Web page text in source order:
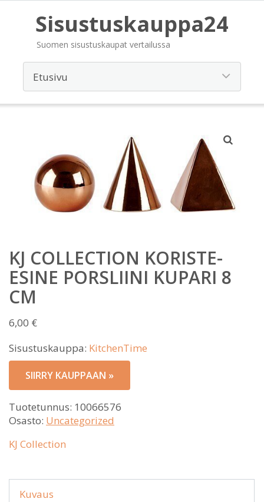
Sisustuskauppa24
Suomen sisustuskaupat vertailussa
KJ COLLECTION KORISTE-
ESINE PORSLIINI KUPARI 8
CM
6,00 €
Sisustuskauppa: KitchenTime
SIIRRY KAUPPAAN »
Tuotetunnus: 10066576
Osasto: Uncategorized
KJ Collection
Kuvaus